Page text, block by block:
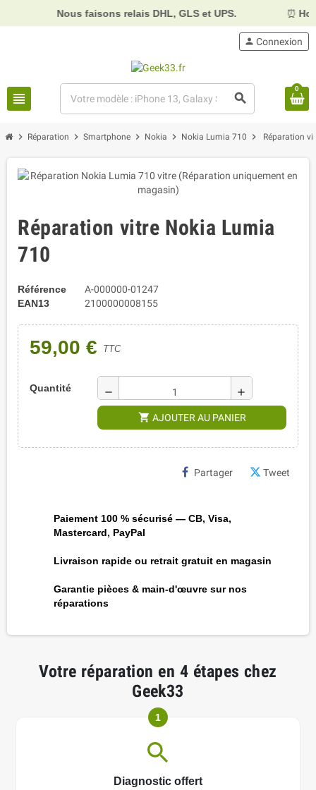
Nous faisons relais DHL, GLS et UPS.
view_headline search
person Connexion
0
chevron_right Réparation chevron_right Smartphone chevron_right Nokia chevron_right Nokia Lumia 710 chevron_right Réparation
Réparation vitre Nokia Lumia
710
Référence
A-000000-01247
EAN13
2100000008155
59,00 € TTC
Quantité remove add
shopping_cart AJOUTER AU PANIER
Partager Tweet
Paiement 100 % sécurisé — CB, Visa,
Mastercard, PayPal
Livraison rapide ou retrait gratuit en magasin
Garantie pièces & main-d'œuvre sur nos
réparations
Votre réparation en 4 étapes chez
Geek33
1
Diagnostic offert